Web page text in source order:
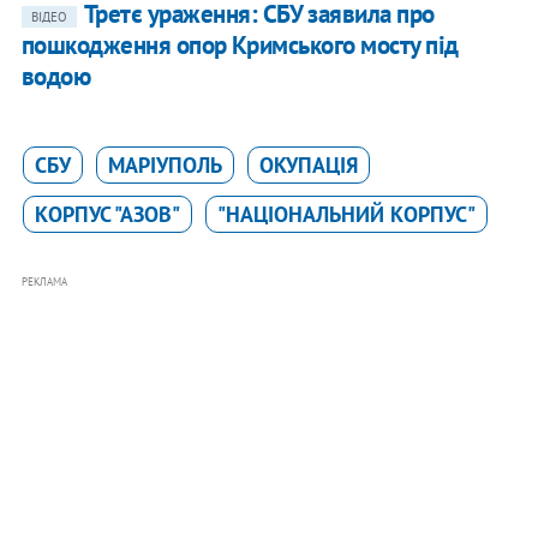
ВІДЕО
Третє ураження: СБУ заявила про
пошкодження опор Кримського мосту під
водою
СБУ МАРІУПОЛЬ
ОКУПАЦІЯ
КОРПУС "АЗОВ"
"НАЦІОНАЛЬНИЙ КОРПУС"
РЕКЛАМА